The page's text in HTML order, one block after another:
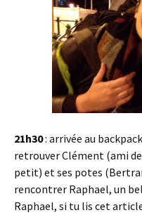
21h30: arrivée au
retrouver Clément (ami
petit) et ses potes
rencontrer Raphael, un
Raphael, si tu lis cet